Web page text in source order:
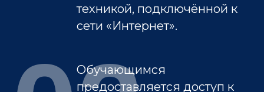
техникой, подключённой к
сети «Интернет».
Обучающимся
предоставляется доступ к